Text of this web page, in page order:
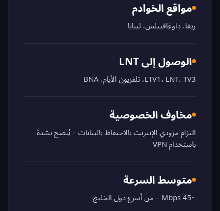
مواقع الخوادم
ريغا، داوغافبيلس، ليبايا
الوصول إلى LNT
LTV1، LNT، TV3، تلفزيون الأيام، BNA
مخاوف الخصوصية
التزام مزودي الإنترنت بالاحتفاظ بالبيانات – يُنصح بشدة
باستخدام VPN
متوسط السرعة
~45 Mbps – من أسرع دول الخليج